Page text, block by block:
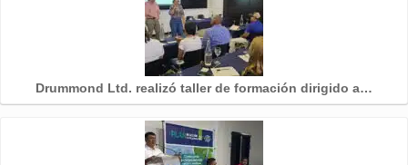
Drummond Ltd. realizó taller de formación dirigido a…